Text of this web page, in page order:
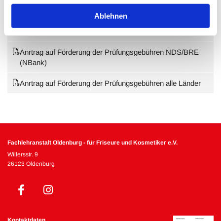
Ablehnen
Antrag auf Zulassung zur Meisterprüfung bei der HWK
Anrtrag auf Förderung der Prüfungsgebühren NDS/BRE
(NBank)
Anrtrag auf Förderung der Prüfungsgebühren alle Länder
Fachlehranstalt Oldenburg - für Friseure und Kosmetiker e.V.
Willersstr. 9
26123 Oldenburg